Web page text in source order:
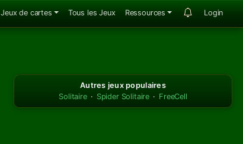
Jeux de cartes Tous les Jeux Ressources Login
Autres jeux populaires
Solitaire · Spider Solitaire · FreeCell